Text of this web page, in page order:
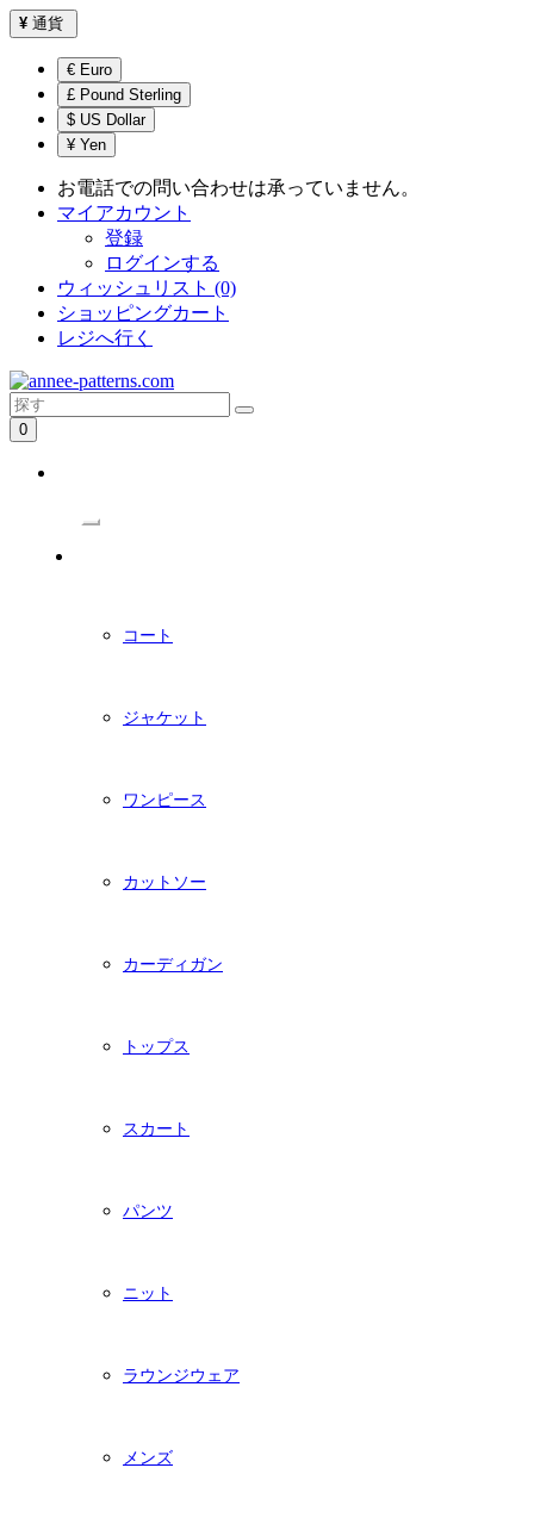
¥ 通貨
€ Euro
£ Pound Sterling
$ US Dollar
¥ Yen
お電話での問い合わせは承っていません。
マイアカウント
登録
ログインする
ウィッシュリスト (0)
ショッピングカート
レジへ行く
0
コート
ジャケット
ワンピース
カットソー
カーディガン
トップス
スカート
パンツ
ニット
ラウンジウェア
メンズ